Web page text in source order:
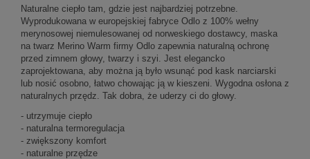
Naturalne ciepło tam, gdzie jest najbardziej potrzebne.
Wyprodukowana w europejskiej fabryce Odlo z 100% wełny
merynosowej niemulesowanej od norweskiego dostawcy, maska ​​
na twarz Merino Warm firmy Odlo zapewnia naturalną ochronę
przed zimnem głowy, twarzy i szyi. Jest elegancko
zaprojektowana, aby można ją było wsunąć pod kask narciarski
lub nosić osobno, łatwo chowając ją w kieszeni. Wygodna osłona z
naturalnych przędz. Tak dobra, że ​​uderzy ci do głowy.
- utrzymuje ciepło
- naturalna termoregulacja
- zwiększony komfort
- naturalne przędze